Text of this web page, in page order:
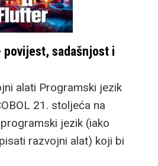
povijest, sadašnjost i
alati Programski jezik
21. stoljeća na
jezik (iako
razvojni alat) koji bi